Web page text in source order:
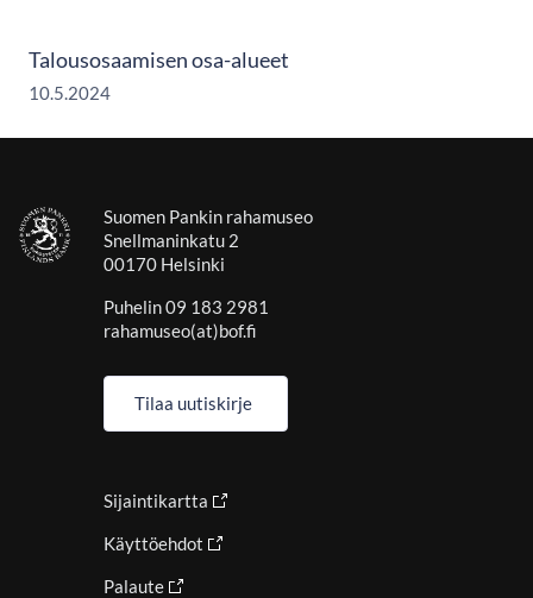
Talousosaamisen osa-alueet
10.5.2024
Suomen Pankin rahamuseo
Snellmaninkatu 2
00170 Helsinki
Puhelin 09 183 2981
rahamuseo(at)bof.fi
Tilaa uutiskirje
Sijaintikartta
Käyttöehdot
Palaute